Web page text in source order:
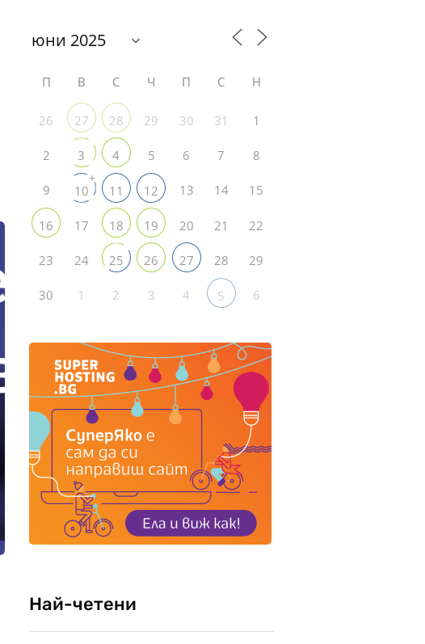
П В С Ч П С Н
26 27 28 29 30 31 1
2 3 4 5 6 7 8
9 10
+
11 12 13 14 15
16 17 18 19 20 21 22
23 24 25 26 27 28 29
30 1 2 3 4 5 6
Най-четени